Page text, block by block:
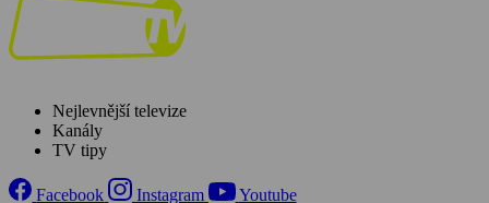
Nejlevnější televize
Kanály
TV tipy
Facebook Instagram Youtube